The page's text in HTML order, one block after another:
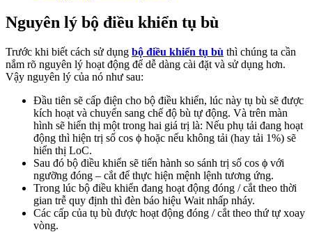
Nguyên lý bộ điều khiển tụ bù
Trước khi biết cách sử dụng bộ điều khiển tụ bù thì chúng ta cần
nắm rõ nguyên lý hoạt động để dễ dàng cài đặt và sử dụng hơn.
Vậy nguyên lý của nó như sau:
Đầu tiên sẽ cấp điện cho bộ điều khiển, lúc này tụ bù sẽ được
kích hoạt và chuyển sang chế độ bù tự động. Và trên màn
hình sẽ hiển thị một trong hai giá trị là: Nếu phụ tải đang hoạt
động thì hiện trị số cos ϕ hoặc nếu không tải (hay tải 1%) sẽ
hiển thị LoC.
Sau đó bộ điều khiển sẽ tiến hành so sánh trị số cos ϕ với
ngưỡng đóng – cắt để thực hiện mệnh lệnh tương ứng.
Trong lúc bộ điều khiển đang hoạt động đóng / cắt theo thời
gian trễ quy định thì đèn báo hiệu Wait nhấp nháy.
Các cấp của tụ bù được hoạt động đóng / cắt theo thứ tự xoay
vòng.